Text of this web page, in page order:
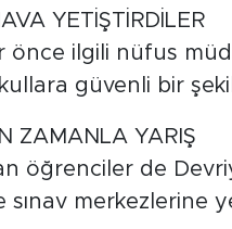
YETİŞTİRDİLER
önce ilgili nüfus
güvenli bir
ZAMANLA YARIŞ
öğrenciler de
sınav merkezlerine